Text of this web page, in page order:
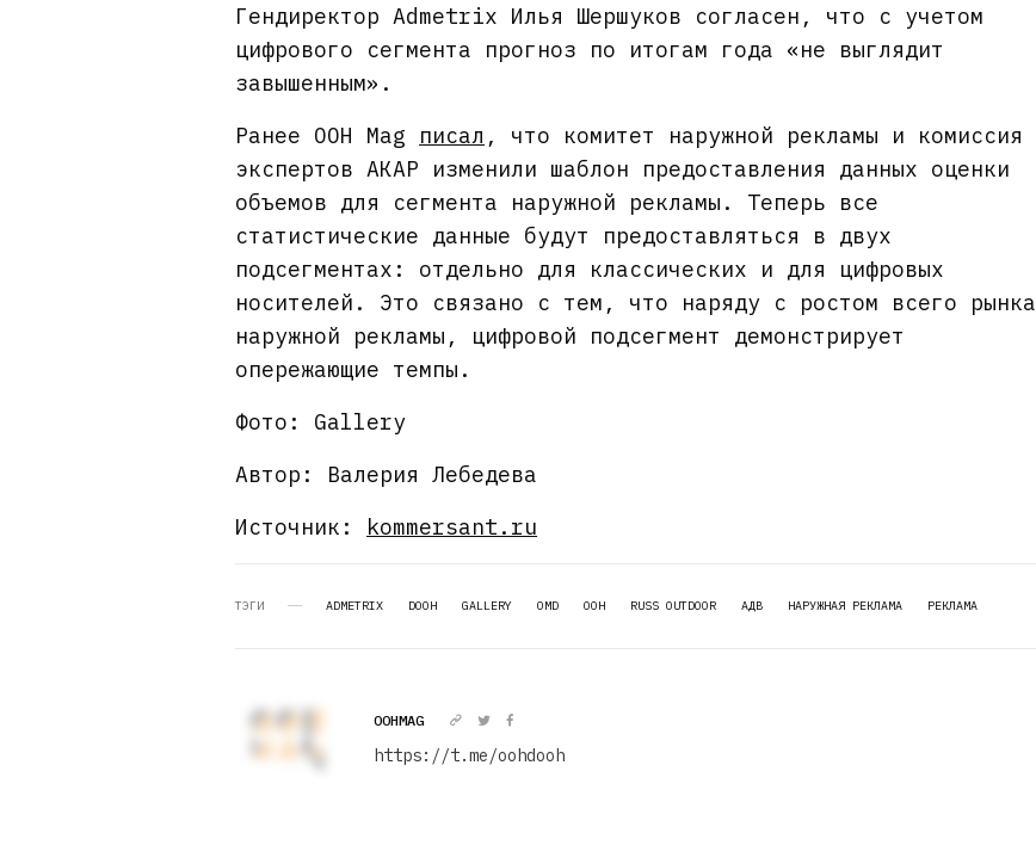
Гендиректор Admetrix Илья Шершуков согласен, что с учетом
цифрового сегмента прогноз по итогам года «не выглядит
завышенным».
Ранее OOH Mag писал , что комитет наружной рекламы и комиссия
экспертов АКАР изменили шаблон предоставления данных оценки
объемов для сегмента наружной рекламы. Теперь все
статистические данные будут предоставляться в двух
подсегментах: отдельно для классических и для цифровых
носителей. Это связано с тем, что наряду с ростом всего рынка
наружной рекламы, цифровой подсегмент демонстрирует
опережающие темпы.
Фото: Gallery
Автор: Валерия Лебедева
Источник: kommersant.ru
ТЭГИ ADMETRIX DOOH GALLERY OMD OOH RUSS OUTDOOR АДВ НАРУЖНАЯ РЕКЛАМА РЕКЛАМА
OOHMAG
https://t.me/oohdooh